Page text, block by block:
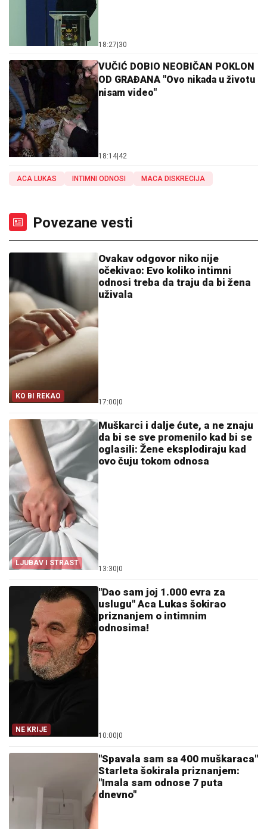
18:27|30
VUČIĆ DOBIO NEOBIČAN POKLON
OD GRAĐANA "Ovo nikada u životu
nisam video"
18:14|42
ACA LUKAS INTIMNI ODNOSI MACA DISKRECIJA
Povezane vesti
KO BI REKAO
Ovakav odgovor niko nije
očekivao: Evo koliko intimni
odnosi treba da traju da bi žena
uživala
17:00|0
LJUBAV I STRAST
Muškarci i dalje ćute, a ne znaju
da bi se sve promenilo kad bi se
oglasili: Žene eksplodiraju kad
ovo čuju tokom odnosa
13:30|0
NE KRIJE
"Dao sam joj 1.000 evra za
uslugu" Aca Lukas šokirao
priznanjem o intimnim
odnosima!
10:00|0
"Spavala sam sa 400 muškaraca"
Starleta šokirala priznanjem:
"Imala sam odnose 7 puta
dnevno"